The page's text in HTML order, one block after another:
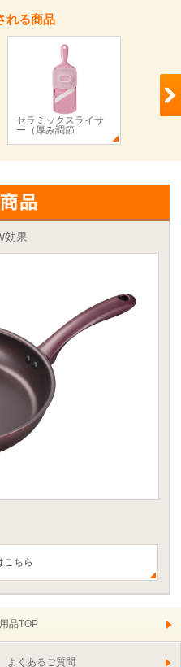
れる商品
セラミックスライサ
ー（厚み調節
効果
こちら
品TOP
よくあるご質問